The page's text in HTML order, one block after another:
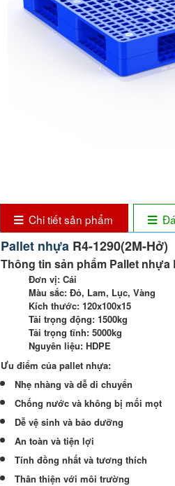
Chi tiết sản phẩm
Pallet nhựa R4-1290(2M-Hở)
Thông tin sản phẩm Pallet nhựa
Đơn vị: Cái
Màu sắc: Đỏ, Lam, Lục, Vàng
Kích thước: 120x100x15
Tải trọng động: 1500kg
Tải trọng tĩnh: 5000kg
Nguyên liệu: HDPE
Ưu điểm của pallet nhựa:
Nhẹ nhàng và dễ di chuyển
Chống nước và không bị mối mọt
Dễ vệ sinh và bảo dưỡng
An toàn và tiện lợi
Tính đồng nhất và tương thích
Thân thiện với môi trường